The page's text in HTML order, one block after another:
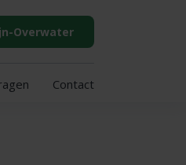
Overwater
Contact